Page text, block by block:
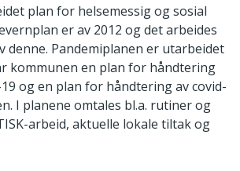
plan for helsemessig og sosial
er av 2012 og det arbeides
denne. Pandemiplanen er utarbeidet
kommunen en plan for håndtering
og en plan for håndtering av covid-
I planene omtales bl.a. rutiner og
arbeid, aktuelle lokale tiltak og